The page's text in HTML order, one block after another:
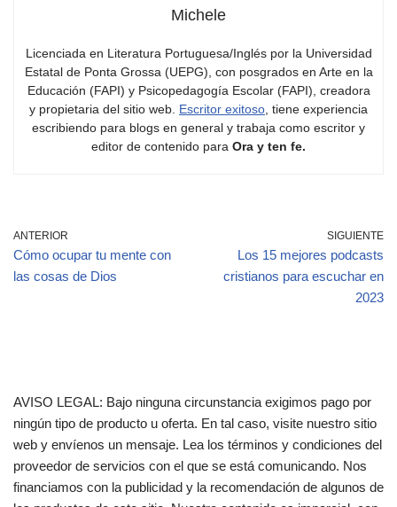
Michele
Licenciada en Literatura Portuguesa/Inglés por la Universidad
Estatal de Ponta Grossa (UEPG), con posgrados en Arte en la
Educación (FAPI) y Psicopedagogía Escolar (FAPI), creadora
y propietaria del sitio web. Escritor exitoso , tiene experiencia
escribiendo para blogs en general y trabaja como escritor y
editor de contenido para Ora y ten fe.
ANTERIOR
Cómo ocupar tu mente con
las cosas de Dios
SIGUIENTE
Los 15 mejores podcasts
cristianos para escuchar en
2023
AVISO LEGAL: Bajo ninguna circunstancia exigimos pago por
ningún tipo de producto u oferta. En tal caso, visite nuestro sitio
web y envíenos un mensaje. Lea los términos y condiciones del
proveedor de servicios con el que se está comunicando. Nos
financiamos con la publicidad y la recomendación de algunos de